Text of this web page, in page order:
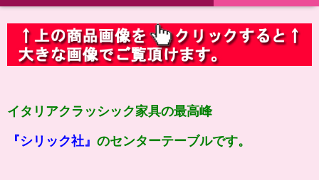
イタリアクラッシック家具の最高峰
『シリック社』 のセンターテーブルです。